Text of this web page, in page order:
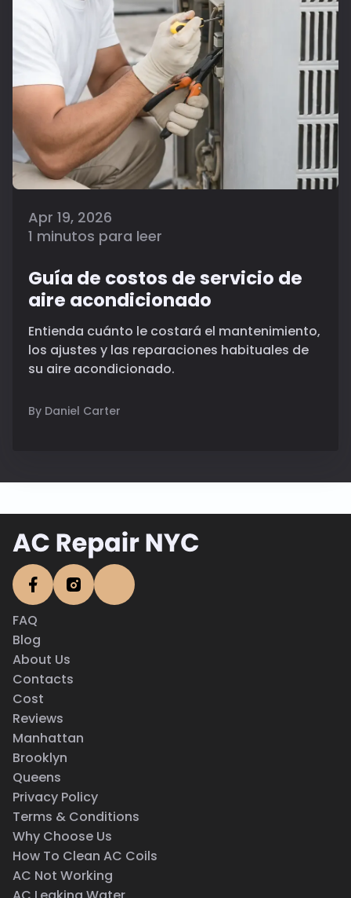
Apr 19, 2026
1 minutos para leer
Guía de costos de servicio de
aire acondicionado
Entienda cuánto le costará el mantenimiento,
los ajustes y las reparaciones habituales de
su aire acondicionado.
By Daniel Carter
FAQ
Blog
About Us
Contacts
Cost
Reviews
Manhattan
Brooklyn
Queens
Privacy Policy
Terms & Conditions
Why Choose Us
How To Clean AC Coils
AC Not Working